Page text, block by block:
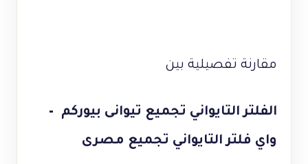
مقارنة تفصيلية بين
الفلتر التايواني تجميع تيوانى بيوركم –
واي فلتر التايواني تجميع مصرى